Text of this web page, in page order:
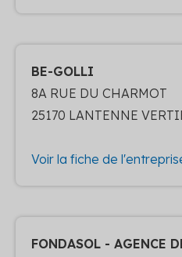
BE-GOLLI
8A RUE DU CHARMOT
25170 LANTENNE
Voir la fiche de
FONDASOL - AGENCE